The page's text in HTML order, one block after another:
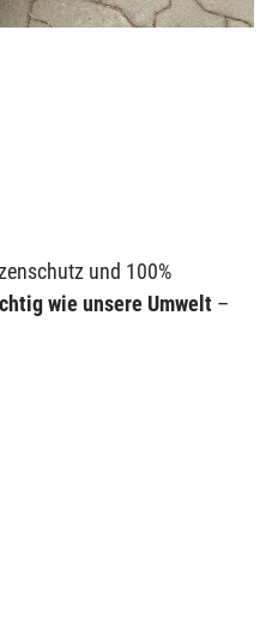
und 100%
wie unsere Umwelt –